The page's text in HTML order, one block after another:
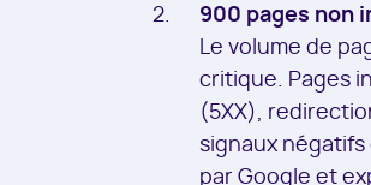
900 pages non
Le volume de
critique. Pages
(5XX),
signaux
par Google et